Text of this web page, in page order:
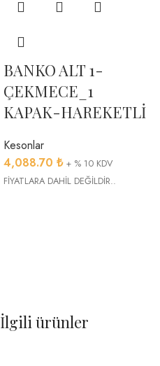
BANKO ALT 1-
ÇEKMECE_1
KAPAK-HAREKETLİ
Kesonlar
4,088.70 ₺ + % 10 KDV
FİYATLARA DAHİL DEĞİLDİR..
İlgili ürünler